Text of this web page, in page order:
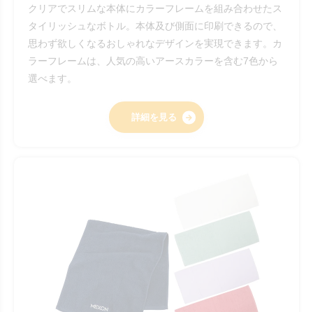
クリアでスリムな本体にカラーフレームを組み合わせたス
タイリッシュなボトル。本体及び側面に印刷できるので、
思わず欲しくなるおしゃれなデザインを実現できます。カ
ラーフレームは、人気の高いアースカラーを含む7色から
選べます。
詳細を見る